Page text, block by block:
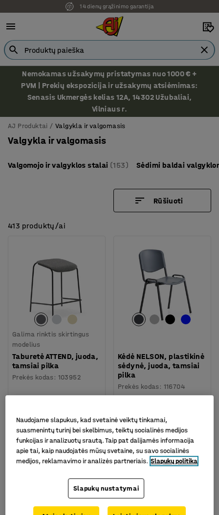
Ekspozicija Vilniuje
Nemokamas užsakymų pristatymas nuo 1000 € +
PVM | Prekių ekspozicija ir užsakymų atsiėmimas:
Senasis Ukmergės kelias 12A, 14302 Užubaliai,
Vilniaus r.
AJ Produktai Valgykla ir valgomasis
Valgykla ir valgomasis
Valgomojo ir valgyklos stalai (153) Sėdimi baldai
Rūšiuoti
413 produktų/ai
Galima rinktis skirtingus
modelius
Taburetė ATTEND, juoda,
tamsiai pilka
Prekės kodas : 103952
Be PVM
Kėdė NELSON, plastikinė
sėdynė, juoda, tamsiai
pilka
Prekės kodas : 116704
Be PVM
Naudojame slapukus, kad svetainė veiktų tinkamai,
suasmenintų turinį bei skelbimus, teiktų socialinės medijos
funkcijas ir analizuotų srautą. Taip pat dalijamės informacija
apie tai, kaip naudojatės mūsų svetaine, su savo socialinės
medijos, reklamavimo ir analizės partneriais. Slapukų politika
Slapukų nustatymai